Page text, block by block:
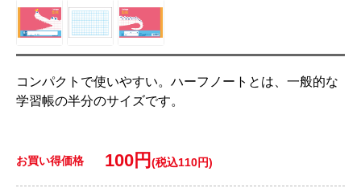
コンパクトで使いやすい。ハーフノートとは、一般的な
学習帳の半分のサイズです。
お買い得価格 100円 (税込110円)